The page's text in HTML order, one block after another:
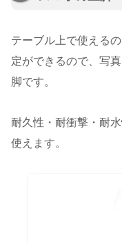
テーブル上で使える
定ができるので、写
脚です。
耐久性・耐衝撃・耐
使えます。